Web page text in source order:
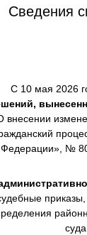
Сведения
С 10 мая 2026
внесении
Федерации», №